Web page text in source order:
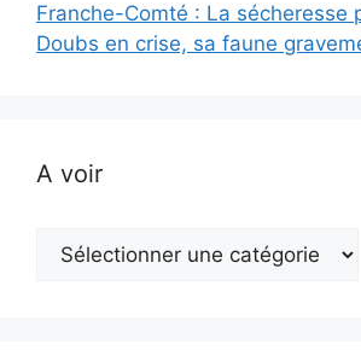
Franche-Comté : La sécheresse
Doubs en crise, sa faune
A voir
voir